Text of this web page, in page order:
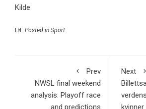
Kilde
Posted in Sport
Prev
NWSL final weekend
analysis: Playoff race
and predictions
Next